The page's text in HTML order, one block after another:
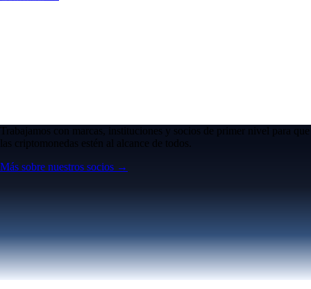
Trabajamos con marcas, instituciones y socios de primer nivel para que
las criptomonedas estén al alcance de todos.
Más sobre nuestros socios →